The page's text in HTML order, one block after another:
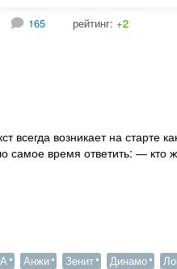
165 рейтинг:+2
всегда возникает на
самое время ответить: — кто
Анжи Зенит Динамо